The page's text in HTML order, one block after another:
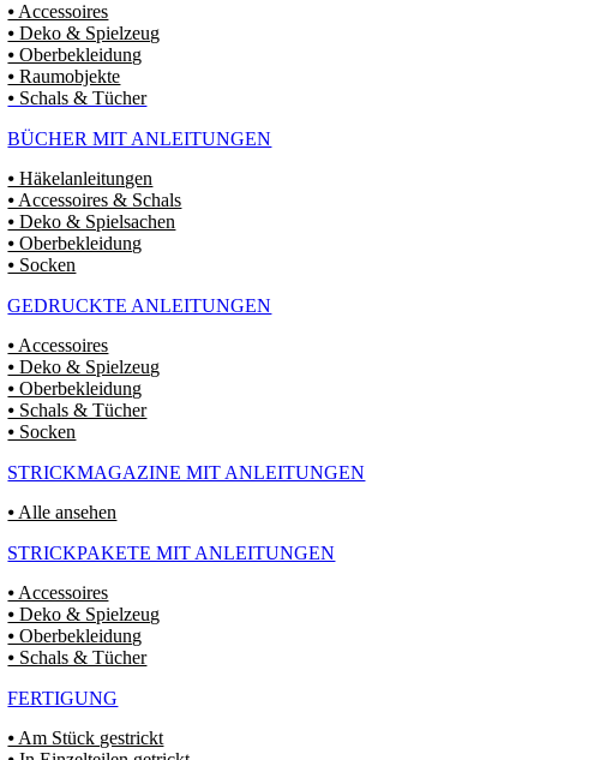
⦁ Accessoires
⦁ Deko & Spielzeug
⦁ Oberbekleidung
⦁ Raumobjekte
⦁ Schals & Tücher
BÜCHER MIT ANLEITUNGEN
⦁ Häkelanleitungen
⦁ Accessoires & Schals
⦁ Deko & Spielsachen
⦁ Oberbekleidung
⦁ Socken
GEDRUCKTE ANLEITUNGEN
⦁ Accessoires
⦁ Deko & Spielzeug
⦁ Oberbekleidung
⦁ Schals & Tücher
⦁ Socken
STRICKMAGAZINE MIT ANLEITUNGEN
⦁ Alle ansehen
STRICKPAKETE MIT ANLEITUNGEN
⦁ Accessoires
⦁ Deko & Spielzeug
⦁ Oberbekleidung
⦁ Schals & Tücher
FERTIGUNG
⦁ Am Stück gestrickt